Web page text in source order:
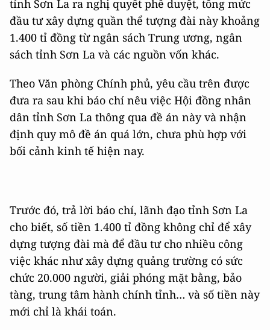
tỉnh Sơn La ra nghị quyết phê duyệt, tổng mức
đầu tư xây dựng quần thể tượng đài này khoảng
1.400 tỉ đồng từ ngân sách Trung ương, ngân
sách tỉnh Sơn La và các nguồn vốn khác.
Theo Văn phòng Chính phủ, yêu cầu trên được
đưa ra sau khi báo chí nêu việc Hội đồng nhân
dân tỉnh Sơn La thông qua đề án này và nhận
định quy mô đề án quá lớn, chưa phù hợp với
bối cảnh kinh tế hiện nay.
Trước đó, trả lời báo chí, lãnh đạo tỉnh Sơn La
cho biết, số tiền 1.400 tỉ đồng không chỉ để xây
dựng tượng đài mà để đầu tư cho nhiều công
việc khác như xây dựng quảng trường có sức
chức 20.000 người, giải phóng mặt bằng, bảo
tàng, trung tâm hành chính tỉnh… và số tiền này
mới chỉ là khái toán.